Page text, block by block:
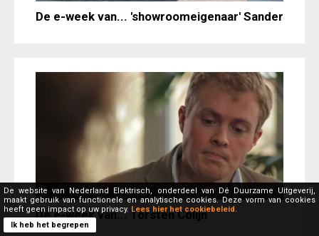
De e-week van... 'showroomeigenaar' Sander
De e-week van... Torsten Colijn
De website van Nederland Elektrisch, onderdeel van Dé Duurzame Uitgeverij,
maakt gebruik van functionele en analytische cookies. Deze vorm van cookies
heeft geen impact op uw privacy. Lees hier het cookiebeleid.
Ik heb het begrepen